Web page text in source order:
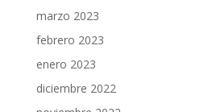
marzo 2023
febrero 2023
enero 2023
diciembre 2022